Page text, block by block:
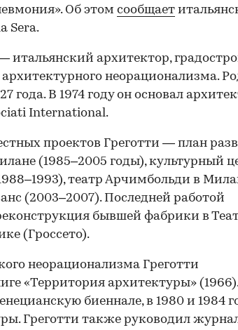
Об этом сообщает
Sera.
итальянский архитектор,
неорационализма.
года. В 1974 году он основал
International.
проектов Греготти — план
(1985–2005 годы), культурный
театр Арчимбольди в
(2003–2007). Последней работой
бывшей фабрики в
(Гроссето).
неорационализма Греготти
«Территория архитектуры»
биеннале, в 1980 и 1984
Греготти также руководил